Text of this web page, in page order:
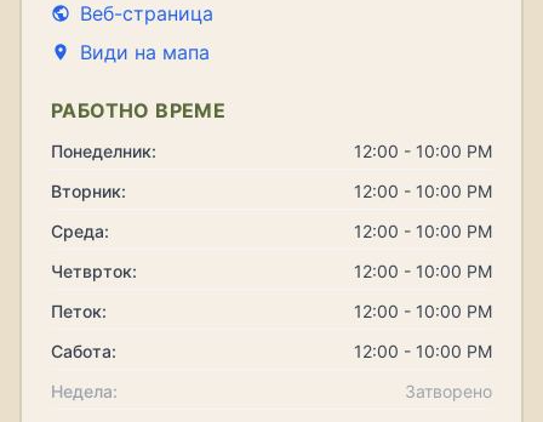
Веб-страница
Види на мапа
РАБОТНО ВРЕМЕ
Понеделник:
12:00 - 10:00 PM
Вторник:
12:00 - 10:00 PM
Среда:
12:00 - 10:00 PM
Четврток:
12:00 - 10:00 PM
Петок:
12:00 - 10:00 PM
Сабота:
12:00 - 10:00 PM
Недела:
Затворено